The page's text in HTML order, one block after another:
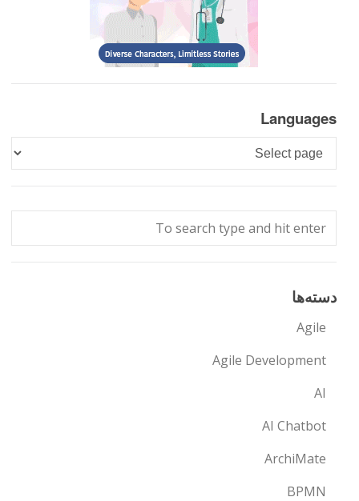
Languages
Languages
دسته‌ها
Agile
Agile Development
AI
AI Chatbot
ArchiMate
BPMN